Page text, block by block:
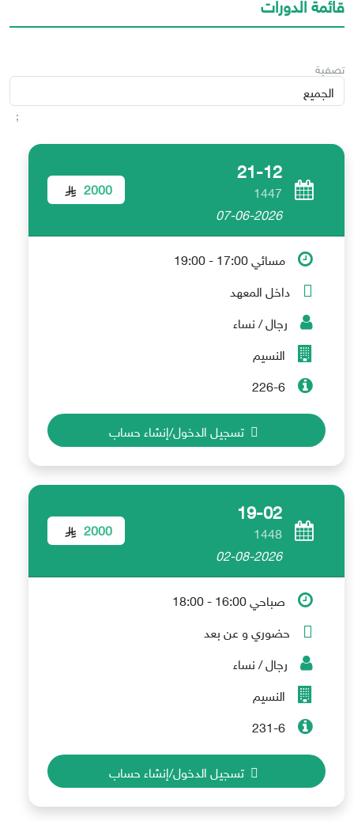
تصفية
21-12
1447
07-06-2026
2000
مسائي 17:00 - 19:00
داخل المعهد
رجال / نساء
النسيم
226-6
تسجيل الدخول/إنشاء حساب
19-02
1448
02-08-2026
2000
صباحي 16:00 - 18:00
حضوري و عن بعد
رجال / نساء
النسيم
231-6
تسجيل الدخول/إنشاء حساب
;